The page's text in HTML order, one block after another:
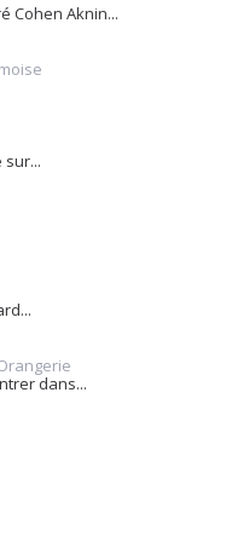
Cohen Aknin...
dans...